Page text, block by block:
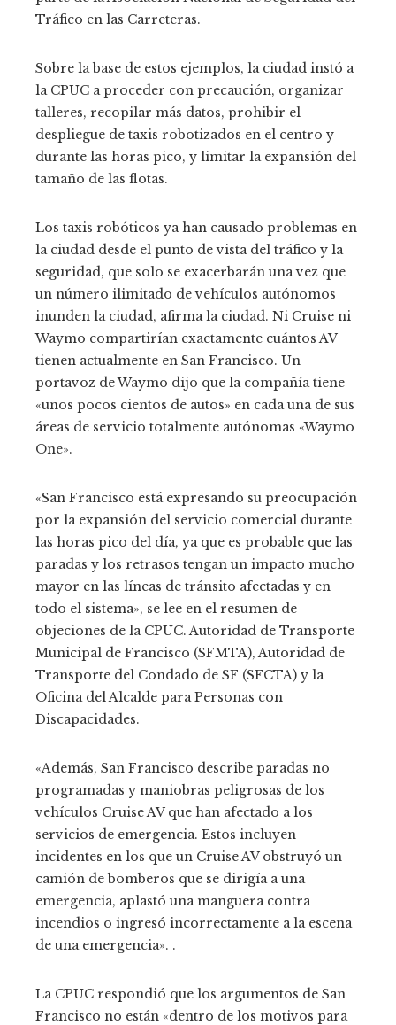
Tráfico en las Carreteras.
Sobre la base de estos ejemplos, la ciudad instó a
la CPUC a proceder con precaución, organizar
talleres, recopilar más datos, prohibir el
despliegue de taxis robotizados en el centro y
durante las horas pico, y limitar la expansión del
tamaño de las flotas.
Los taxis robóticos ya han causado problemas en
la ciudad desde el punto de vista del tráfico y la
seguridad, que solo se exacerbarán una vez que
un número ilimitado de vehículos autónomos
inunden la ciudad, afirma la ciudad. Ni Cruise ni
Waymo compartirían exactamente cuántos AV
tienen actualmente en San Francisco. Un
portavoz de Waymo dijo que la compañía tiene
«unos pocos cientos de autos» en cada una de sus
áreas de servicio totalmente autónomas «Waymo
One».
«San Francisco está expresando su preocupación
por la expansión del servicio comercial durante
las horas pico del día, ya que es probable que las
paradas y los retrasos tengan un impacto mucho
mayor en las líneas de tránsito afectadas y en
todo el sistema», se lee en el resumen de
objeciones de la CPUC. Autoridad de Transporte
Municipal de Francisco (SFMTA), Autoridad de
Transporte del Condado de SF (SFCTA) y la
Oficina del Alcalde para Personas con
Discapacidades.
«Además, San Francisco describe paradas no
programadas y maniobras peligrosas de los
vehículos Cruise AV que han afectado a los
servicios de emergencia. Estos incluyen
incidentes en los que un Cruise AV obstruyó un
camión de bomberos que se dirigía a una
emergencia, aplastó una manguera contra
incendios o ingresó incorrectamente a la escena
de una emergencia». .
La CPUC respondió que los argumentos de San
Francisco no están «dentro de los motivos para